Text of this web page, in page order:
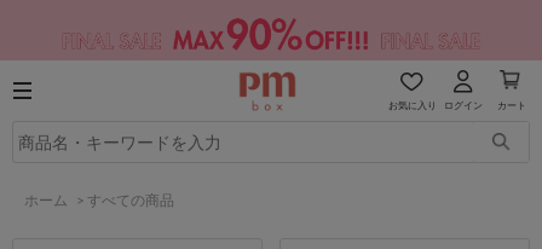
お気に入り ログイン カート
ホーム > すべての商品